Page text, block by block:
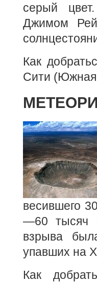
серый
Джимом
Как
Сити (Южная
весившего
—60 тысяч
взрыва
упавших на
Как